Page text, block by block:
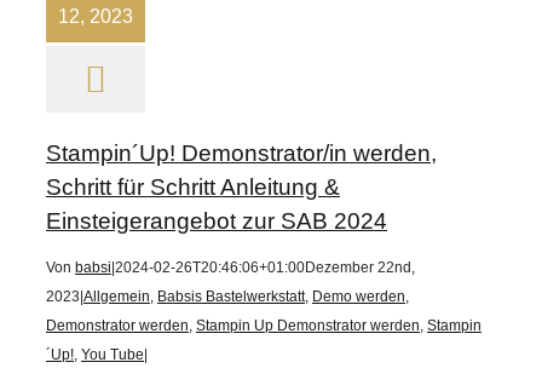
12, 2023
Stampin´Up! Demonstrator/in werden,
Schritt für Schritt Anleitung &
Einsteigerangebot zur SAB 2024
Von babsi 2024-02-26T20:46:06+01:00Dezember 22nd,
2023 Allgemein, Babsis Bastelwerkstatt, Demo werden,
Demonstrator werden, Stampin Up Demonstrator werden, Stampin
´Up!, You Tube